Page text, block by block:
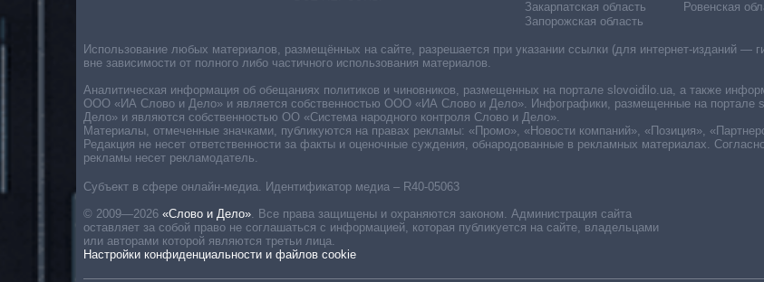
Закарпатская область
Запорожская область
Ровенская
Субъект в сфере онлайн-медиа. Идентификатор медиа – R40-05063
© 2009—2026 «Слово и Дело» Все права защищены и охраняются законом. Администрация сайта
оставляет за собой право не соглашаться с информацией, которая публикуется на сайте, владельцами
или авторами которой являются третьи лица.
Настройки конфиденциальности и файлов cookie
Использование любых материалов, размещённых на сайте, разрешается при указании ссылки (для интернет-изданий —
вне зависимости от полного либо частичного использования материалов.
Аналитическая информация об обещаниях политиков и чиновников, размещенных на портале slovoidilo.ua, а также
ООО «ИА Слово и Дело» и является собственностью ООО «ИА Слово и Дело». Инфографики, размещенные на портале
Дело» и являются собственностью ОО «Система народного контроля Слово и Дело».
Материалы, отмеченные значками, публикуются на правах рекламы: «Промо», «Новости компаний», «Позиция»,
Редакция не несет ответственности за факты и оценочные суждения, обнародованные в рекламных материалах.
рекламы несет рекламодатель.